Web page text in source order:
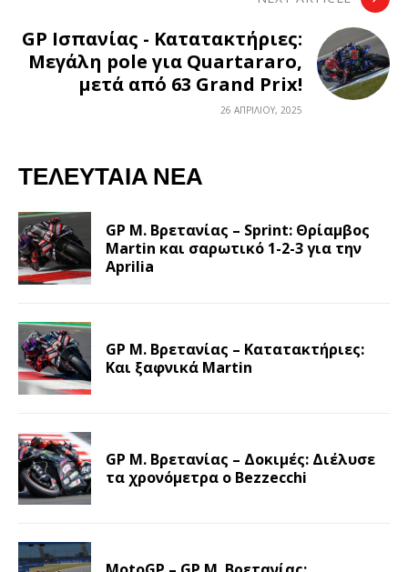
GP Ισπανίας - Κατατακτήριες:
Μεγάλη pole για Quartararo,
μετά από 63 Grand Prix!
26 ΑΠΡΙΛΊΟΥ, 2025
ΤΕΛΕΥΤΑΊΑ ΝΈΑ
GP Μ. Βρετανίας – Sprint: Θρίαμβος
Martin και σαρωτικό 1-2-3 για την
Aprilia
GP Μ. Βρετανίας – Κατατακτήριες:
Και ξαφνικά Martin
GP Μ. Βρετανίας – Δοκιμές: Διέλυσε
τα χρονόμετρα ο Bezzecchi